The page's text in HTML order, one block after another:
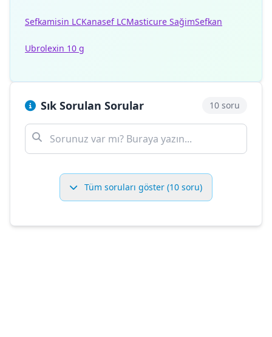
Sefkamisin LCKanasef LCMasticure SağimSefkan
Ubrolexin 10 g
Sık Sorulan Sorular 10 soru
Tüm soruları göster (10 soru)